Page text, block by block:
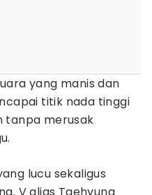
yang manis dan
titik nada tinggi
tanpa merusak
lucu sekaligus